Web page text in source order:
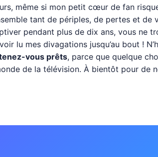
même si mon petit cœur de fan
tant de périples, de pertes et
pendant plus de dix ans, vous ne
lu mes divagations jusqu’au bout !
vous prêts, parce que quelque
de la télévision. À bientôt pour de